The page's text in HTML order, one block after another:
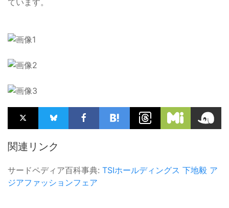
関連リンク
サードペディア百科事典: TSIホールディングス 下地毅 ア
ジアファッションフェア